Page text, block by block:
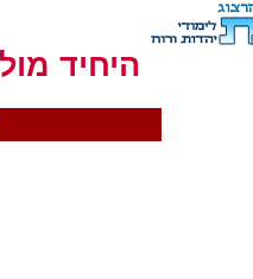
היחיד